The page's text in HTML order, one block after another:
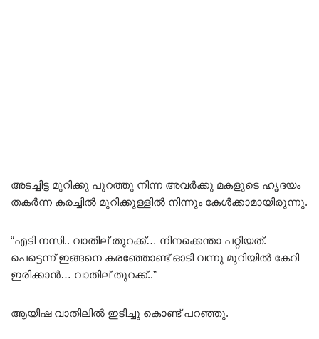
അടച്ചിട്ട മുറിക്കു പുറത്തു നിന്ന അവർക്കു മകളുടെ ഹൃദയം
തകർന്ന കരച്ചിൽ മുറിക്കുള്ളിൽ നിന്നും കേൾക്കാമായിരുന്നു.
“എടി നസി.. വാതില് തുറക്ക്… നിനക്കെന്താ പറ്റിയത്.
പെട്ടെന്ന് ഇങ്ങനെ കരഞ്ഞോണ്ട് ഓടി വന്നു മുറിയിൽ കേറി
ഇരിക്കാൻ… വാതില് തുറക്ക്..”
ആയിഷ വാതിലിൽ ഇടിച്ചു കൊണ്ട് പറഞ്ഞു.